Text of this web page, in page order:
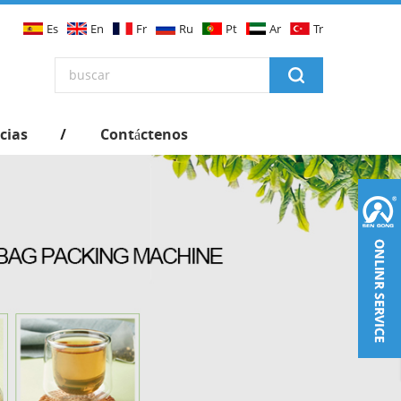
Es En Fr Ru Pt Ar Tr
Contáctenos